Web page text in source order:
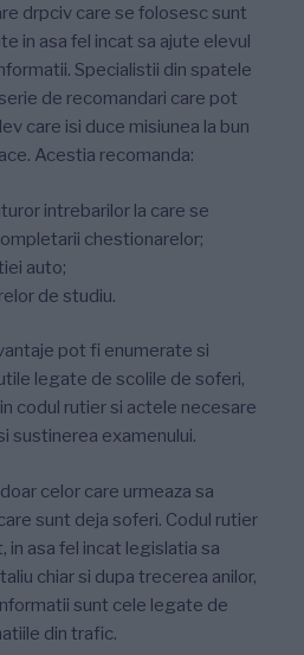
drpciv care se folosesc sunt
in asa fel incat sa ajute elevul
Specialistii din spatele
de recomandari care pot
care isi duce misiunea la bun
Acestia recomanda:
intrebarilor la care se
chestionarelor;
auto;
de studiu.
pot fi enumerate si
legate de scolile de soferi,
codul rutier si actele necesare
sustinerea examenului.
celor care urmeaza sa
sunt deja soferi. Codul rutier
asa fel incat legislatia sa
chiar si dupa trecerea anilor,
sunt cele legate de
din trafic.